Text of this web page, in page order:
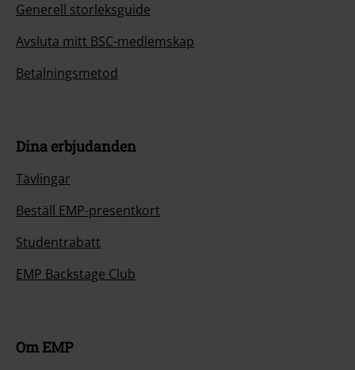
Generell storleksguide
Avsluta mitt BSC-medlemskap
Betalningsmetod
Dina erbjudanden
Tävlingar
Beställ EMP-presentkort
Studentrabatt
EMP Backstage Club
Om EMP